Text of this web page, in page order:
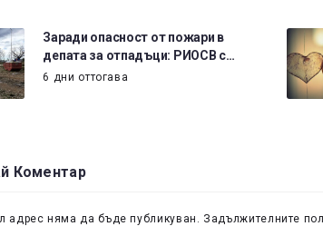
Заради опасност от пожари в
депата за отпадъци: РИОСВ с…
6 дни оттогава
Коментар
адрес няма да бъде публикуван. Задължителните